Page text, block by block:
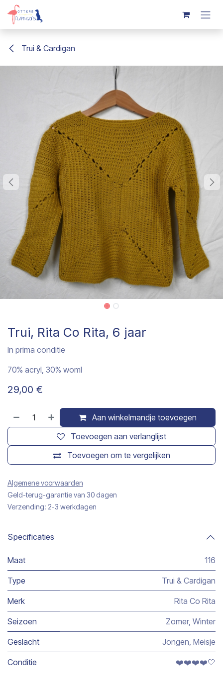
Overslaan naar inhoud
Trui & Cardigan
Trui, Rita Co Rita, 6 jaar
In prima conditie
70% acryl, 30% woml
29,00 €
Aan winkelmandje toevoegen
Toevoegen om te vergelijken
Toevoegen aan verlanglijst
Algemene voorwaarden
Geld-terug-garantie van 30 dagen
Verzending: 2-3 werkdagen
Specificaties
Maat 116
Type Trui & Cardigan
Merk Rita Co Rita
Seizoen Zomer, Winter
Geslacht Jongen Meisje
Conditie ❤️❤️❤️❤️🤍